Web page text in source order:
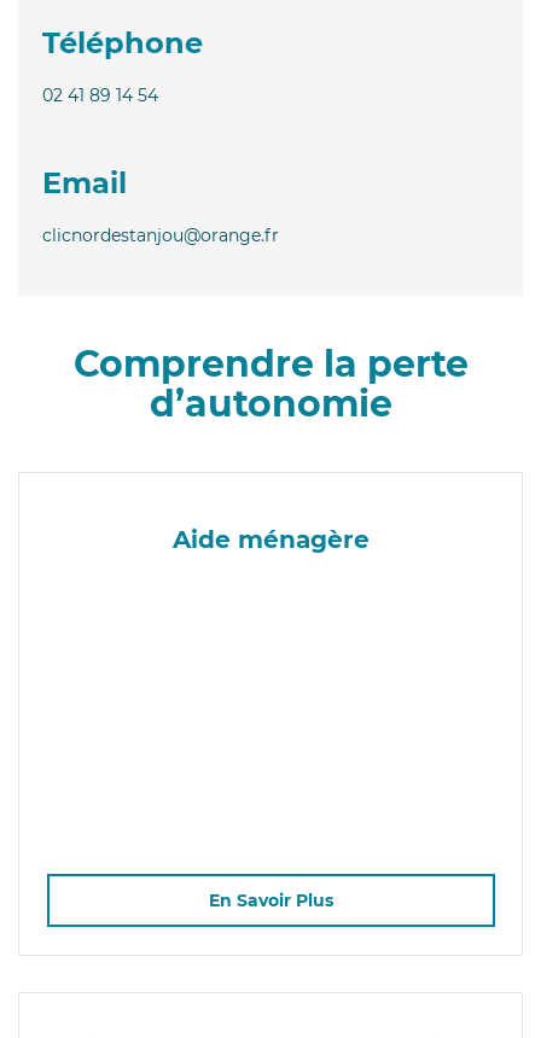
Téléphone
02 41 89 14 54
Email
clicnordestanjou@orange.fr
Comprendre la perte
d’autonomie
Aide ménagère
En Savoir Plus